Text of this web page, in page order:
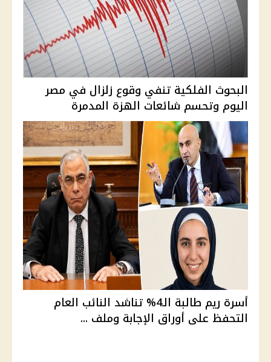
البحوث الفلكية تنفي وقوع زلزال في مصر
اليوم وتحسم شائعات الهزة المدمرة
أسرة ريم طالبة الـ4% تناشد النائب العام
التحفظ على أوراق الإجابة وملف ...